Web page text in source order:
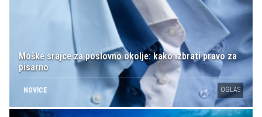
Moške srajce za poslovno okolje: kako izbrati pravo za
pisarno
NOVICE OGLAS